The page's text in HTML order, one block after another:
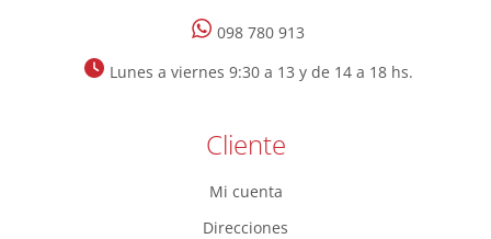
098 780 913
Lunes a viernes 9:30 a 13 y de 14 a 18 hs.
Cliente
Mi cuenta
Direcciones